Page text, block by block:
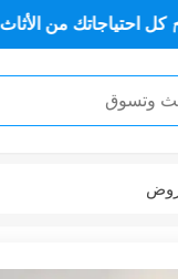
من الأثاث بسعر